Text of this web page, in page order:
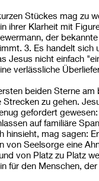
Stückes mag zu
ihrer Klarheit mit
der
3. Es handelt
Jesus nicht einfach
verlässliche
beiden Sterne
zu gehen.
gefordert
auf familiäre
hinsieht, mag sagen:
von Seelsorge eine
von Platz zu Platz
für den Menschen,